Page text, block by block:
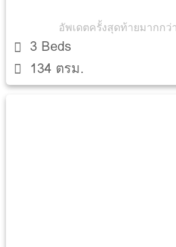
อัพเดตครั้งสุดท้ายมากก
3 Beds
134 ตรม.